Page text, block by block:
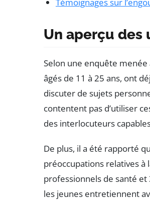
Un aperçu des
Selon une enquête
âgés de 11 à 25 ans, ont
discuter de sujets
contentent pas d’utiliser
des interlocuteurs
De plus, il a été rapporté
préoccupations relatives à
professionnels de santé et
les jeunes entretiennent